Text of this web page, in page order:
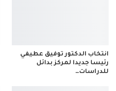
انتخاب الدكتور توفيق عطيفي
رئيسا جديدا لمركز بدائل
للدراسات…